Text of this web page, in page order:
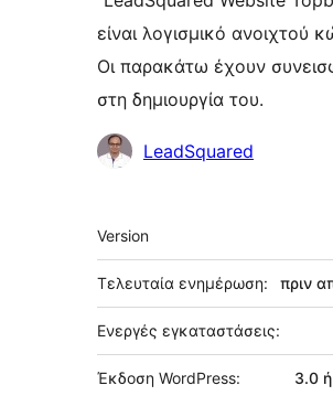
είναι λογισμικό ανοιχτού
Οι παρακάτω έχουν
στη δημιουργία του.
Συντελεστές
LeadSquared
Μεταστοιχεία
Version
Τελευταία ενημέρωση: πριν
Ενεργές εγκαταστάσεις:
Έκδοση WordPress: 3.0